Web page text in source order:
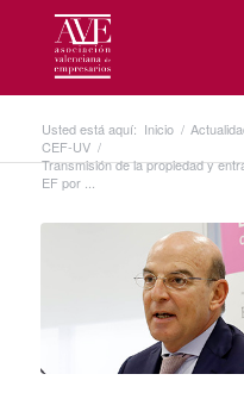
Usted está aquí: Inicio /
CEF-UV /
Transmisión de la propiedad y
EF por ...